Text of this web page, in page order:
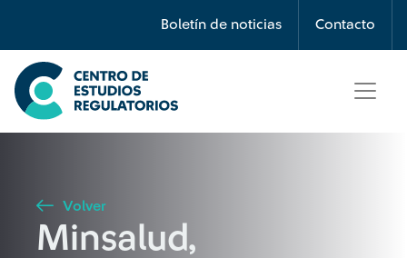
Boletín de noticias Contacto
Búsqueda
Seleccione país
Buscar
Volver
Minsalud,